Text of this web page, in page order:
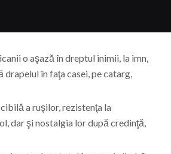
o aşază în dreptul inimii, la imn,
în faţa casei, pe catarg,
a ruşilor, rezistenţa la
dar şi nostalgia lor după credinţă,